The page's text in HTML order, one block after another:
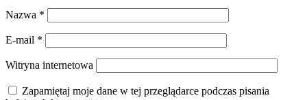
Nazwa *
E-mail *
Witryna internetowa
Zapamiętaj moje dane w tej przeglądarce podczas pisania